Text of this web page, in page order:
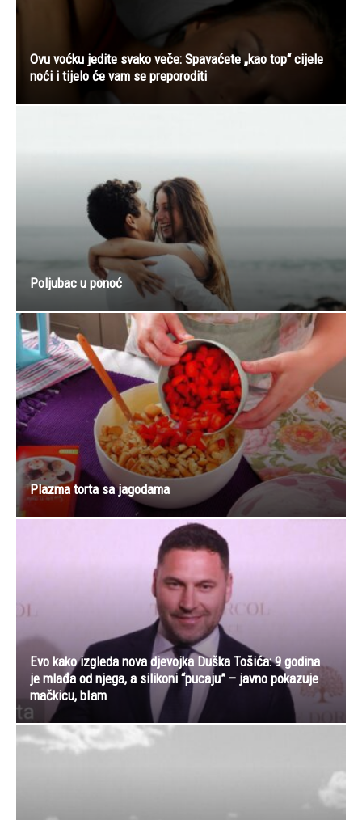
Ovu voćku jedite svako veče: Spavaćete „kao top“ cijele
noći i tijelo će vam se preporoditi
Poljubac u ponoć
Plazma torta sa jagodama
Evo kako izgleda nova djevojka Duška Tošića: 9 godina
je mlađa od njega, a silikoni “pucaju” – javno pokazuje
mačkicu, bIam